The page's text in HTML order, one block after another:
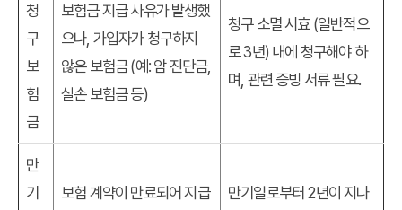
청
구
보
험
금
보험금 지급 사유가 발생했
으나, 가입자가 청구하지
않은 보험금 (예: 암 진단금,
실손 보험금 등)
청구 소멸 시효 (일반적으
로 3년) 내에 청구해야 하
며, 관련 증빙 서류 필요.
만
기
보험 계약이 만료되어 지급
만기일로부터 2년이 지나